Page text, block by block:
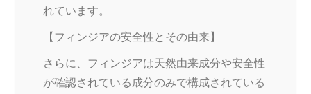
れています。
【フィンジアの安全性とその由来】
さらに、フィンジアは天然由来成分や安全性
が確認されている成分のみで構成されている